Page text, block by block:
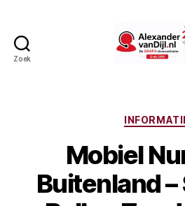
Zoek
Mobiel
Buitenland